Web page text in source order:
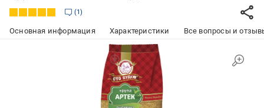
1
Основная информация Характеристики Все вопросы и